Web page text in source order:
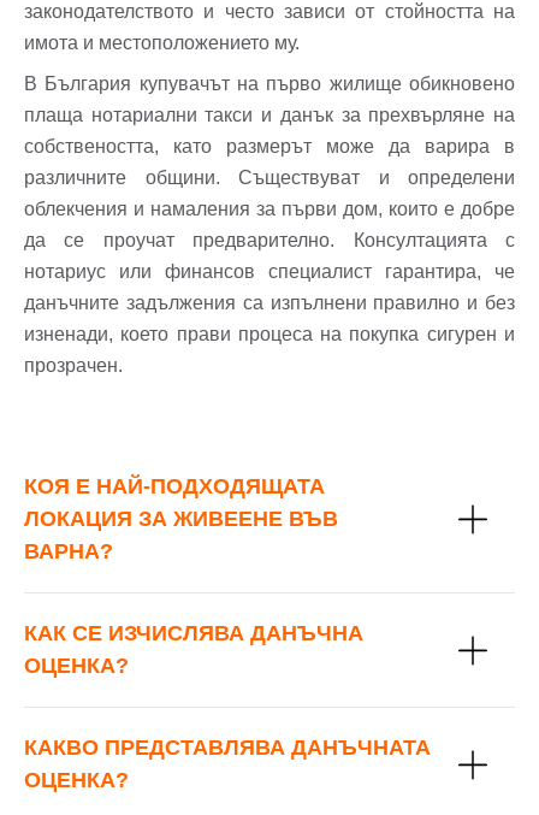
законодателството и често зависи от стойността на
имота и местоположението му.
В България купувачът на първо жилище обикновено
плаща нотариални такси и данък за прехвърляне на
собствеността, като размерът може да варира в
различните общини. Съществуват и определени
облекчения и намаления за първи дом, които е добре
да се проучат предварително. Консултацията с
нотариус или финансов специалист гарантира, че
данъчните задължения са изпълнени правилно и без
изненади, което прави процеса на покупка сигурен и
прозрачен.
КОЯ Е НАЙ-ПОДХОДЯЩАТА
ЛОКАЦИЯ ЗА ЖИВЕЕНЕ ВЪВ
ВАРНА?
КАК СЕ ИЗЧИСЛЯВА ДАНЪЧНА
ОЦЕНКА?
КАКВО ПРЕДСТАВЛЯВА ДАНЪЧНАТА
ОЦЕНКА?